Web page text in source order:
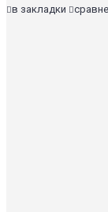
в закладки